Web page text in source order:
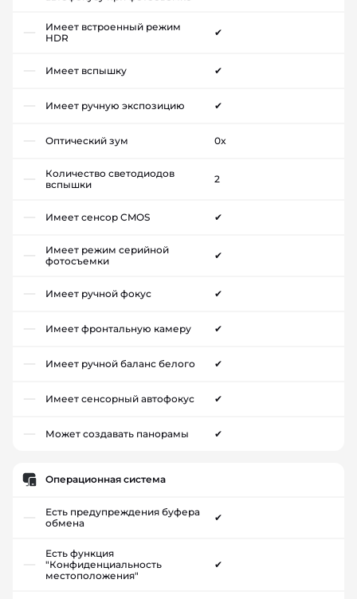
Имеет встроенный режим
HDR
✔
Имеет вспышку ✔
Имеет ручную экспозицию ✔
Оптический зум 0x
Количество светодиодов
вспышки
2
Имеет сенсор CMOS ✔
Имеет режим серийной
фотосъемки
✔
Имеет ручной фокус ✔
Имеет фронтальную камеру ✔
Имеет ручной баланс белого ✔
Имеет сенсорный автофокус ✔
Может создавать панорамы ✔
Операционная система
Есть предупреждения буфера
обмена
✔
Есть функция
"Конфиденциальность
местоположения"
✔